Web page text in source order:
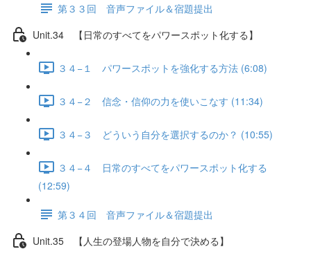
第３３回 音声ファイル＆宿題提出
Unit.34 【日常のすべてをパワースポット化する】
３４−１ パワースポットを強化する方法 (6:08)
３４−２ 信念・信仰の力を使いこなす (11:34)
３４−３ どういう自分を選択するのか？ (10:55)
３４−４ 日常のすべてをパワースポット化する
(12:59)
第３４回 音声ファイル＆宿題提出
Unit.35 【人生の登場人物を自分で決める】